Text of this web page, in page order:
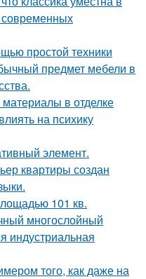
простой техники
предмет мебели в
в отделке
на психику
элемент.
квартиры создан
101 кв.
многослойный
индустриальная
того, как даже на